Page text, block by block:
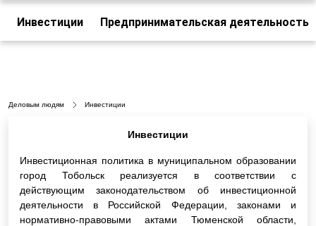
Инвестиции Предпринимательская деятельность
Деловым людям Инвестиции
Инвестиции
Инвестиционная политика в муниципальном образовании
город Тобольск реализуется в соответствии с
действующим законодательством об инвестиционной
деятельности в Российской Федерации, законами и
нормативно-правовыми актами Тюменской области,